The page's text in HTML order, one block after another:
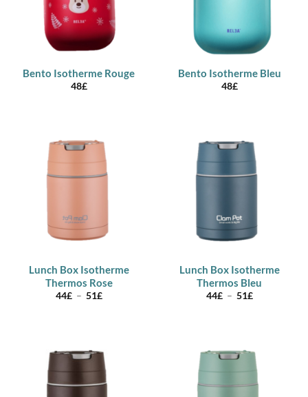
Bento Isotherme Rouge
48£
Bento Isotherme Bleu
48£
Lunch Box Isotherme
Thermos Rose
44£ – 51£Plage
Lunch Box Isotherme
Thermos Bleu
44£ – 51£Plage